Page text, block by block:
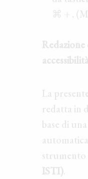
⌘ + .
La
redatta in
base di
strumento
ISTI).